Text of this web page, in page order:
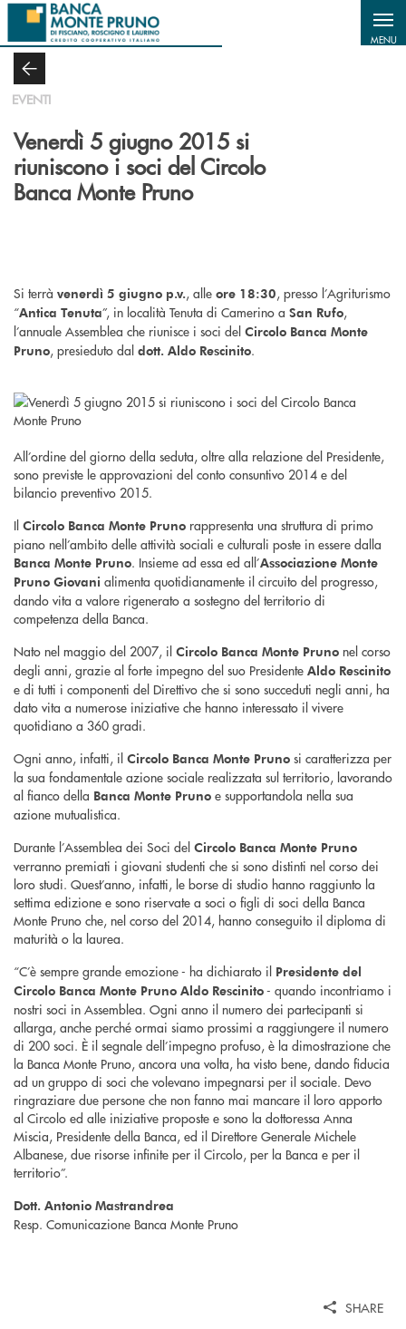
Salta al contenuto principale
MENU
EVENTI
Venerdì 5 giugno 2015 si
riuniscono i soci del Circolo
Banca Monte Pruno
Si terrà venerdì 5 giugno p.v., alle ore 18:30, presso l’Agriturismo
“Antica Tenuta”, in località Tenuta di Camerino a San Rufo,
l’annuale Assemblea che riunisce i soci del Circolo Banca Monte
Pruno, presieduto dal dott. Aldo Rescinito.
All’ordine del giorno della seduta, oltre alla relazione del Presidente,
sono previste le approvazioni del conto consuntivo 2014 e del
bilancio preventivo 2015.
Il Circolo Banca Monte Pruno rappresenta una struttura di primo
piano nell’ambito delle attività sociali e culturali poste in essere dalla
Banca Monte Pruno. Insieme ad essa ed all’Associazione Monte
Pruno Giovani alimenta quotidianamente il circuito del progresso,
dando vita a valore rigenerato a sostegno del territorio di
competenza della Banca.
Nato nel maggio del 2007, il Circolo Banca Monte Pruno nel corso
degli anni, grazie al forte impegno del suo Presidente Aldo Rescinito
e di tutti i componenti del Direttivo che si sono succeduti negli anni, ha
dato vita a numerose iniziative che hanno interessato il vivere
quotidiano a 360 gradi.
Ogni anno, infatti, il Circolo Banca Monte Pruno si caratterizza per
la sua fondamentale azione sociale realizzata sul territorio, lavorando
al fianco della Banca Monte Pruno e supportandola nella sua
azione mutualistica.
Durante l’Assemblea dei Soci del Circolo Banca Monte Pruno
verranno premiati i giovani studenti che si sono distinti nel corso dei
loro studi. Quest’anno, infatti, le borse di studio hanno raggiunto la
settima edizione e sono riservate a soci o figli di soci della Banca
Monte Pruno che, nel corso del 2014, hanno conseguito il diploma di
maturità o la laurea.
“C’è sempre grande emozione - ha dichiarato il Presidente del
Circolo Banca Monte Pruno Aldo Rescinito- quando incontriamo i
nostri soci in Assemblea. Ogni anno il numero dei partecipanti si
allarga, anche perché ormai siamo prossimi a raggiungere il numero
di 200 soci. È il segnale dell’impegno profuso, è la dimostrazione che
la Banca Monte Pruno, ancora una volta, ha visto bene, dando fiducia
ad un gruppo di soci che volevano impegnarsi per il sociale. Devo
ringraziare due persone che non fanno mai mancare il loro apporto
al Circolo ed alle iniziative proposte e sono la dottoressa Anna
Miscia, Presidente della Banca, ed il Direttore Generale Michele
Albanese, due risorse infinite per il Circolo, per la Banca e per il
territorio”.
Dott. Antonio Mastrandrea
Resp. Comunicazione Banca Monte Pruno
SHARE